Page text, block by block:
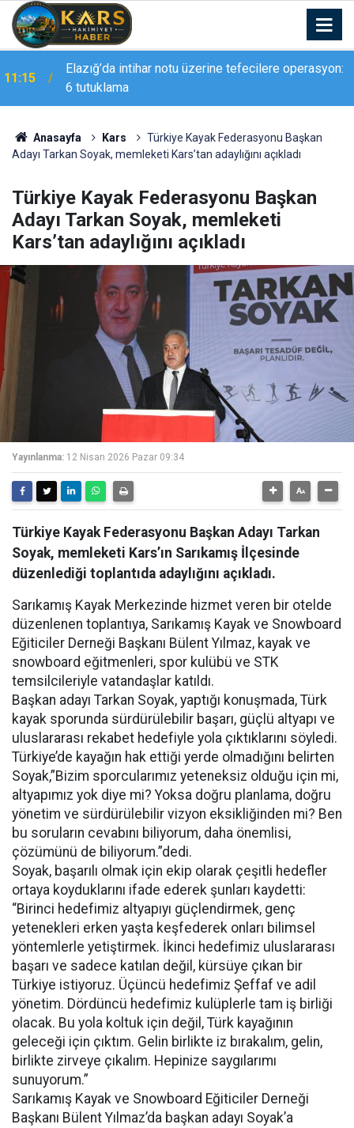
11:15
Elazığ’da intihar notu üzerine tefecilere operasyon:
6 tutuklama
Anasayfa Kars
Türkiye Kayak Federasyonu Başkan
Adayı Tarkan Soyak, memleketi Kars’tan adaylığını açıkladı
Türkiye Kayak Federasyonu Başkan
Adayı Tarkan Soyak, memleketi
Kars’tan adaylığını açıkladı
Yayınlanma: 12 Nisan 2026 Pazar 09:34
Türkiye Kayak Federasyonu Başkan Adayı Tarkan
Soyak, memleketi Kars’ın Sarıkamış İlçesinde
düzenlediği toplantıda adaylığını açıkladı.
Sarıkamış Kayak Merkezinde hizmet veren bir otelde
düzenlenen toplantıya, Sarıkamış Kayak ve Snowboard
Eğiticiler Derneği Başkanı Bülent Yılmaz, kayak ve
snowboard eğitmenleri, spor kulübü ve STK
temsilcileriyle vatandaşlar katıldı.
Başkan adayı Tarkan Soyak, yaptığı konuşmada, Türk
kayak sporunda sürdürülebilir başarı, güçlü altyapı ve
uluslararası rekabet hedefiyle yola çıktıklarını söyledi.
Türkiye’de kayağın hak ettiği yerde olmadığını belirten
Soyak,”Bizim sporcularımız yeteneksiz olduğu için mi,
altyapımız yok diye mi? Yoksa doğru planlama, doğru
yönetim ve sürdürülebilir vizyon eksikliğinden mi? Ben
bu soruların cevabını biliyorum, daha önemlisi,
çözümünü de biliyorum.”dedi.
Soyak, başarılı olmak için ekip olarak çeşitli hedefler
ortaya koyduklarını ifade ederek şunları kaydetti:
“Birinci hedefimiz altyapıyı güçlendirmek, genç
yetenekleri erken yaşta keşfederek onları bilimsel
yöntemlerle yetiştirmek. İkinci hedefimiz uluslararası
başarı ve sadece katılan değil, kürsüye çıkan bir
Türkiye istiyoruz. Üçüncü hedefimiz Şeffaf ve adil
yönetim. Dördüncü hedefimiz kulüplerle tam iş birliği
olacak. Bu yola koltuk için değil, Türk kayağının
geleceği için çıktım. Gelin birlikte iz bırakalım, gelin,
birlikte zirveye çıkalım. Hepinize saygılarımı
sunuyorum.”
Sarıkamış Kayak ve Snowboard Eğiticiler Derneği
Başkanı Bülent Yılmaz’da başkan adayı Soyak’a